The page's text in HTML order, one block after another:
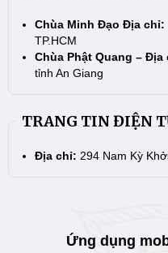
Chùa Minh Đạo Địa chỉ:
TP.HCM
Chùa Phật Quang – Địa
tỉnh An Giang
TRANG TIN ĐIỆN
Địa chỉ: 294 Nam Kỳ
Ứng dụng